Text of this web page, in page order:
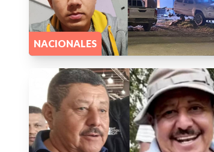
NACIONALES